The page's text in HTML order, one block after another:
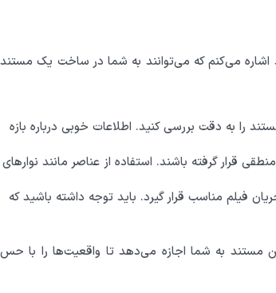
اشاره می‌کنم که می‌توانند به شما در ساخت یک مستند
را به دقت بررسی کنید. اطلاعات خوبی درباره بازه
گرفته باشند. استفاده از عناصر مانند نوارهای
مناسب قرار گیرد. باید توجه داشته باشید که
مستند به شما اجازه می‌دهد تا واقعیت‌ها را با حس